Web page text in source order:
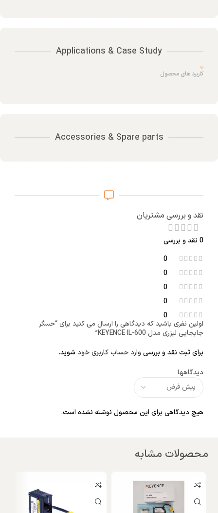
Applications & Case Study
کاربرد های محصول
Accessories & Spare parts
نقد و بررسی مشتریان
0 نقد و بررسی
0
0
0
0
0
دیدگاهها
هیچ دیدگاهی برای این محصول نوشته نشده است.
اولین نفری باشید که دیدگاهی را ارسال می کنید برای “حسگر
جابجایی لیزری مدل KEYENCE IL-600”
برای ثبت نقد و بررسیوارد حساب کاربری خود شوید.
محصولات مشابه